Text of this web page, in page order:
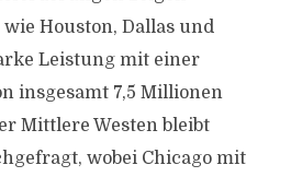
Houston, Dallas und
Leistung mit einer
insgesamt 7,5 Millionen
Mittlere Westen bleibt
wobei Chicago mit